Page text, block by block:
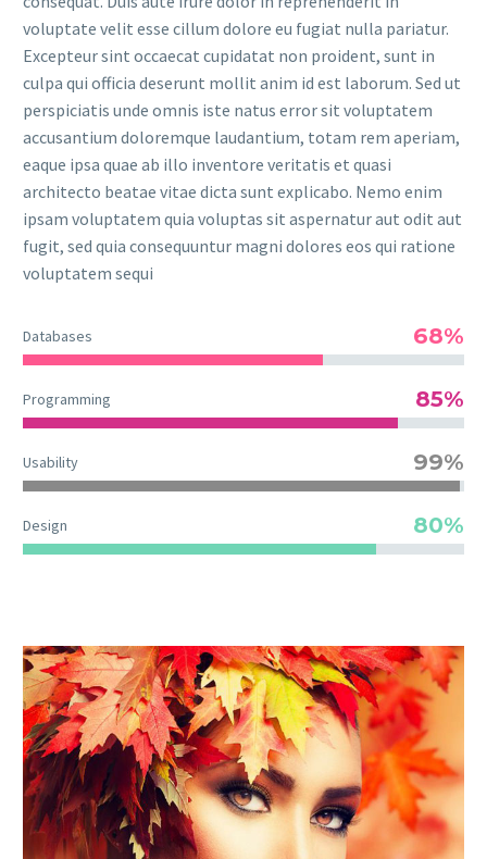
voluptate velit esse cillum dolore eu fugiat nulla pariatur.
Excepteur sint occaecat cupidatat non proident, sunt in
culpa qui officia deserunt mollit anim id est laborum. Sed ut
perspiciatis unde omnis iste natus error sit voluptatem
accusantium doloremque laudantium, totam rem aperiam,
eaque ipsa quae ab illo inventore veritatis et quasi
architecto beatae vitae dicta sunt explicabo. Nemo enim
ipsam voluptatem quia voluptas sit aspernatur aut odit aut
fugit, sed quia consequuntur magni dolores eos qui ratione
voluptatem sequi
Databases 68%
Programming 85%
Usability 99%
Design 80%